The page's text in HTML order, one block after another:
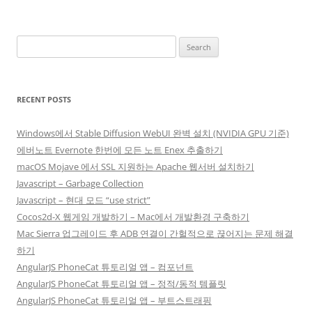
for:
RECENT POSTS
Windows에서 Stable Diffusion WebUI 완벽 설치 (NVIDIA GPU 기준)
에버노트 Evernote 한번에 모든 노트 Enex 추출하기
macOS Mojave 에서 SSL 지원하는 Apache 웹서버 설치하기
Javascript – Garbage Collection
Javascript – 현대 모드 “use strict”
Cocos2d-X 웹게임 개발하기 – Mac에서 개발환경 구축하기
Mac Sierra 업그레이드 후 ADB 연결이 간헐적으로 끊어지는 문제 해결
하기
AngularJS PhoneCat 튜토리얼 앱 – 컴포넌트
AngularJS PhoneCat 튜토리얼 앱 – 정적/동적 템플릿
AngularJS PhoneCat 튜토리얼 앱 – 부트스트래핑